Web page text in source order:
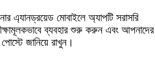
এ্যানড্রয়েড মোবাইলে অ্যাপটি সরাসরি
ব্যবহার শুরু করুন এবং আপনাদের
জানিয়ে রাখুন।